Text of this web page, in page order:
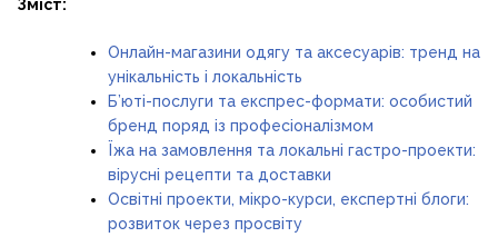
Зміст:
Онлайн-магазини одягу та аксесуарів: тренд на
унікальність і локальність
Б’юті-послуги та експрес-формати: особистий
бренд поряд із професіоналізмом
Їжа на замовлення та локальні гастро-проекти:
вірусні рецепти та доставки
Освітні проекти, мікро-курси, експертні блоги:
розвиток через просвіту